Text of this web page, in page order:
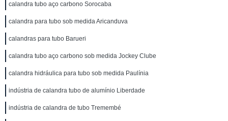
calandra tubo aço carbono Sorocaba
calandra para tubo sob medida Aricanduva
calandras para tubo Barueri
calandra tubo aço carbono sob medida Jockey Clube
calandra hidráulica para tubo sob medida Paulínia
indústria de calandra tubo de alumínio Liberdade
indústria de calandra de tubo Tremembé